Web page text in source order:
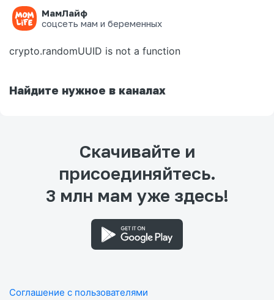
МамЛайф
соцсеть мам и беременных
Ошибка на странице
crypto.randomUUID is not a function
Найдите нужное в каналах
Скачивайте и
присоединяйтесь.
3 млн мам уже здесь!
Соглашение с пользователями